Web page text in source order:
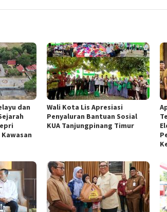
dan
Wali Kota Lis Apresiasi
Penyaluran Bantuan Sosial
KUA Tanjungpinang Timur